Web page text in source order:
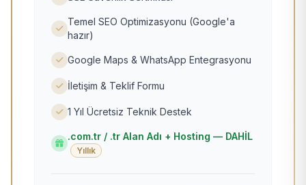
Temel SEO Optimizasyonu (Google'a
hazır)
Google Maps & WhatsApp Entegrasyonu
İletişim & Teklif Formu
1 Yıl Ücretsiz Teknik Destek
.com.tr / .tr Alan Adı + Hosting — DAHİL
Yıllık